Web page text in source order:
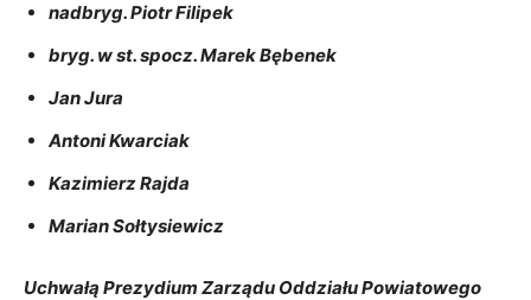
nadbryg. Piotr Filipek
bryg. w st. spocz. Marek Bębenek
Jan Jura
Antoni Kwarciak
Kazimierz Rajda
Marian Sołtysiewicz
Uchwałą Prezydium Zarządu Oddziału Powiatowego